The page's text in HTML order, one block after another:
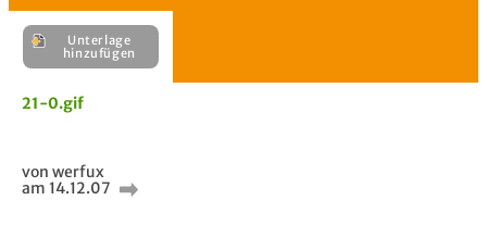
Unterlage
Unterlage
hinzufügen
21-0.gif
von werfux
am 14.12.07